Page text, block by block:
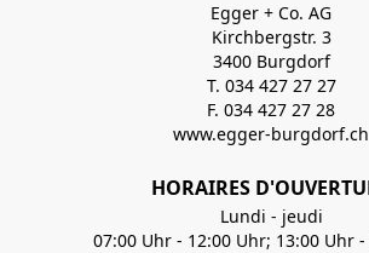
Egger + Co. AG
Kirchbergstr. 3
3400 Burgdorf
T. 034 427 27 27
F. 034 427 27 28
www.egger-burgdorf.ch
HORAIRES
Lundi - jeudi
07:00 Uhr - 12:00 Uhr; 13:00 Uhr